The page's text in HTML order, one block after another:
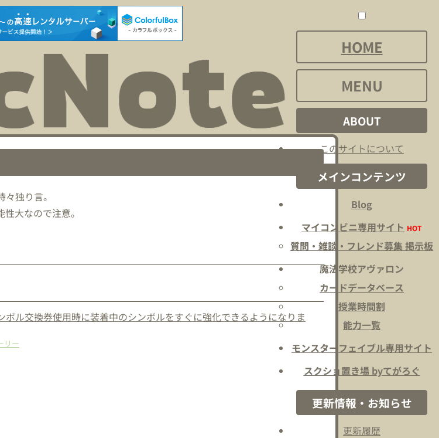
HOME
MENU
ABOUT
このサイトについて
メインコンテンツ
Blog
マイコンビニ専用サイト HOT
質問・雑談・フレンド募集 掲示板
魔法学校アヴァロン
カードデータベース
授業時間割
能力一覧
モンスターフェイブル専用サイト
スクショ置き場 byてがろぐ
更新情報・お知らせ
更新履歴
独り言。
大なので注意。
ル交換券使用時に装着中のシンボルをすぐに強化できるようになりま
リー